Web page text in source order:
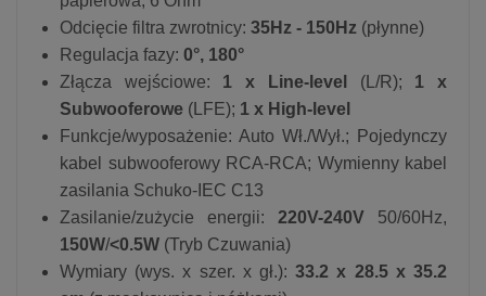
Odcięcie filtra zwrotnicy: 35Hz - 150Hz (płynne)
Regulacja fazy: 0°, 180°
Złącza wejściowe: 1 x Line-level (L/R); 1 x
Subwooferowe (LFE); 1 x High-level
Funkcje/wyposażenie: Auto Wł./Wył.; Pojedynczy
kabel subwooferowy RCA-RCA; Wymienny kabel
zasilania Schuko-IEC C13
Zasilanie/zużycie energii: 220V-240V 50/60Hz,
150W/<0.5W (Tryb Czuwania)
Wymiary (wys. x szer. x gł.): 33.2 x 28.5 x 35.2